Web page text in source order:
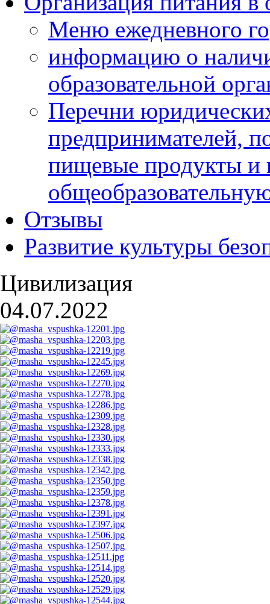
Меню ежедневного
информацию о
образовательной
Перечни
предпринимателей,
пищевые продукты и
Отзывы
Развитие культуры
Цивилизация
04.07.2022